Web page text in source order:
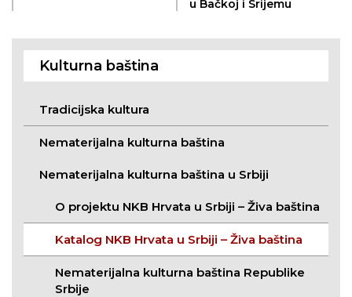
u Bačkoj i Srijemu
Kulturna baština
Tradicijska kultura
Nematerijalna kulturna baština
Nematerijalna kulturna baština u Srbiji
O projektu NKB Hrvata u Srbiji – Živa baština
Katalog NKB Hrvata u Srbiji – Živa baština
Nematerijalna kulturna baština Republike
Srbije